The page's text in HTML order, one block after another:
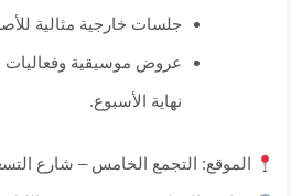
جلسات خارجية مثالية
عروض موسيقية وفعاليات
نهاية الأسبوع.
الموقع: التجمع الخامس – شارع